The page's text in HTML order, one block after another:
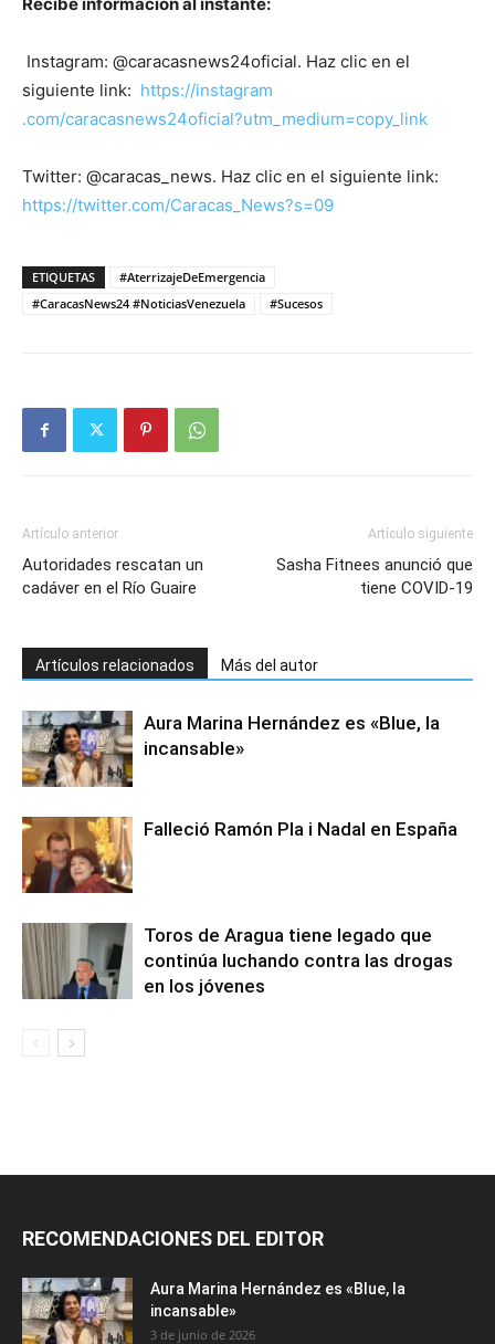
Instagram: @caracasnews24oficial. Haz clic en el
siguiente link: https://instagram
.com/caracasnews24oficial?utm_medium=copy_link
Twitter: @caracas_news. Haz clic en el siguiente link:
https://twitter.com/Caracas_News?s=09
ETIQUETAS
#AterrizajeDeEmergencia
#CaracasNews24 #NoticiasVenezuela
#Sucesos
Artículo anterior
Autoridades rescatan un
cadáver en el Río Guaire
Artículo siguiente
Sasha Fitnees anunció que
tiene COVID-19
Artículos relacionados Más del autor
Aura Marina Hernández es «Blue, la
incansable»
Falleció Ramón Pla i Nadal en España
Toros de Aragua tiene legado que
continúa luchando contra las drogas
en los jóvenes
RECOMENDACIONES DEL EDITOR
Aura Marina Hernández es «Blue, la
incansable»
3 de junio de 2026